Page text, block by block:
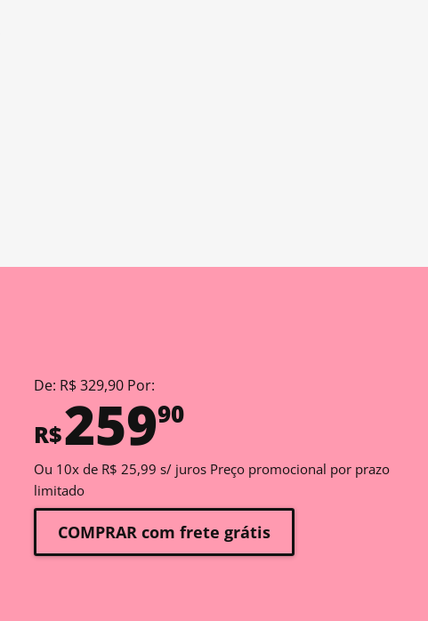
De: R$ 329,90 Por:
R$25990
Ou 10x de R$ 25,99 s/ juros Preço promocional por prazo
limitado
COMPRAR com frete grátis